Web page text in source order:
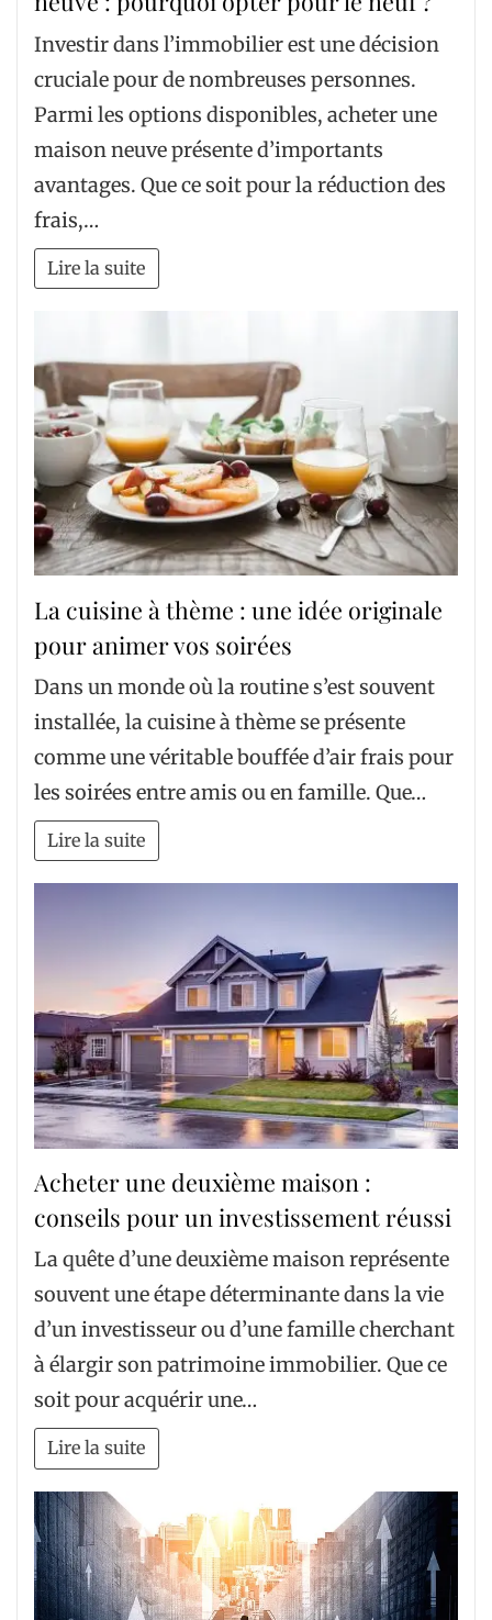
Investir dans l’immobilier est une décision
cruciale pour de nombreuses personnes.
Parmi les options disponibles, acheter une
maison neuve présente d’importants
avantages. Que ce soit pour la réduction des
frais,…
Lire la suite
La cuisine à thème : une idée originale
pour animer vos soirées
Dans un monde où la routine s’est souvent
installée, la cuisine à thème se présente
comme une véritable bouffée d’air frais pour
les soirées entre amis ou en famille. Que…
Lire la suite
Acheter une deuxième maison :
conseils pour un investissement réussi
La quête d’une deuxième maison représente
souvent une étape déterminante dans la vie
d’un investisseur ou d’une famille cherchant
à élargir son patrimoine immobilier. Que ce
soit pour acquérir une…
Lire la suite